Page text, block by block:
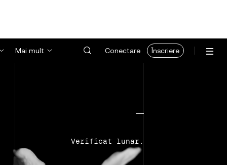
Mai mult Conectare Înscriere
Verificat lunar.